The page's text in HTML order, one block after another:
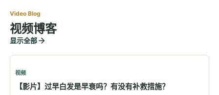
Video Blog
视频博客
显示全部
视频
【影片】过早白发是早衰吗？有没有补救措施？